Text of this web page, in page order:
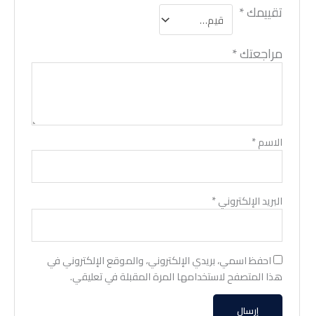
تقييمك*
مراجعتك*
الاسم*
البريد الإلكتروني*
احفظ اسمي، بريدي الإلكتروني، والموقع الإلكتروني في
هذا المتصفح لاستخدامها المرة المقبلة في تعليقي.